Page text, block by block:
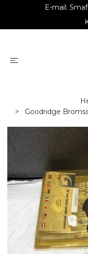
E-mail:
Goodridge